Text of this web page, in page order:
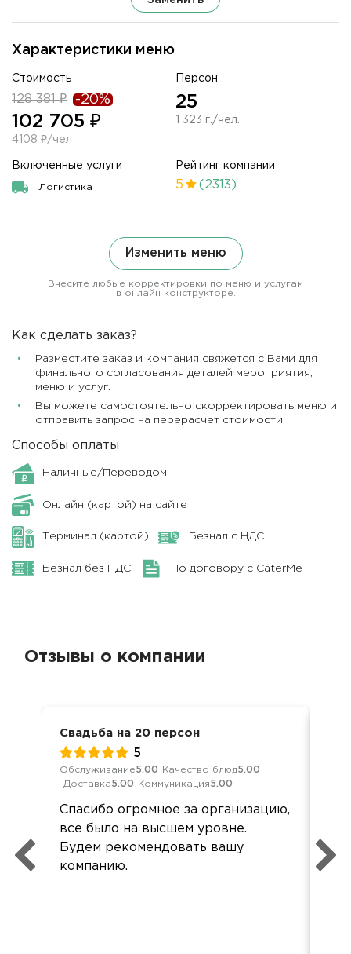
Характеристики меню
Стоимость
128 381 ₽ -20%
102 705 ₽
4108 ₽/чел
Персон
25
1 323 г./чел.
Включенные услуги
Логистика
Рейтинг компании
5 (2313)
Изменить меню
Внесите любые корректировки по меню и услугам
в онлайн конструкторе.
Как сделать заказ?
Разместите заказ и компания свяжется с Вами для
финального согласования деталей мероприятия,
меню и услуг.
Вы можете самостоятельно скорректировать меню и
отправить запрос на перерасчет стоимости.
Способы оплаты
Наличные/Переводом
Онлайн (картой) на сайте
Терминал (картой) Безнал с НДС
Безнал без НДС По договору с CaterMe
Отзывы о компании
Свадьба на 20 персон
5
Обслуживание5.00 Качество блюд5.00
Доставка5.00 Коммуникация5.00
Спасибо огромное за организацию,
все было на высшем уровне.
Будем рекомендовать вашу
компанию.